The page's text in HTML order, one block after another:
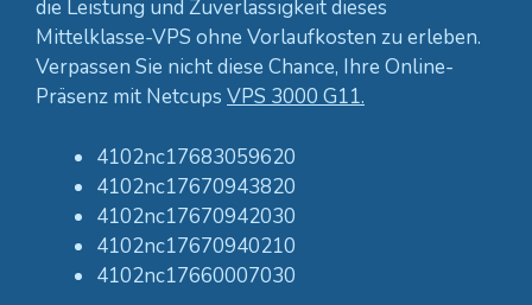
die Leistung und Zuverlässigkeit dieses
Mittelklasse-VPS ohne Vorlaufkosten zu erleben.
Verpassen Sie nicht diese Chance, Ihre Online-
Präsenz mit Netcups VPS 3000 G11.
4102nc17683059620
4102nc17670943820
4102nc17670942030
4102nc17670940210
4102nc17660007030